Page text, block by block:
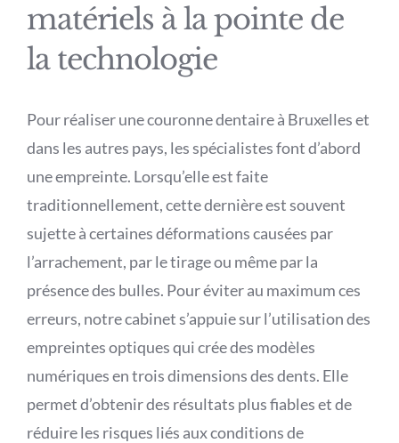
matériels à la pointe de
la technologie
Pour réaliser une couronne dentaire à Bruxelles et
dans les autres pays, les spécialistes font d’abord
une empreinte. Lorsqu’elle est faite
traditionnellement, cette dernière est souvent
sujette à certaines déformations causées par
l’arrachement, par le tirage ou même par la
présence des bulles. Pour éviter au maximum ces
erreurs, notre cabinet s’appuie sur l’utilisation des
empreintes optiques qui crée des modèles
numériques en trois dimensions des dents. Elle
permet d’obtenir des résultats plus fiables et de
réduire les risques liés aux conditions de